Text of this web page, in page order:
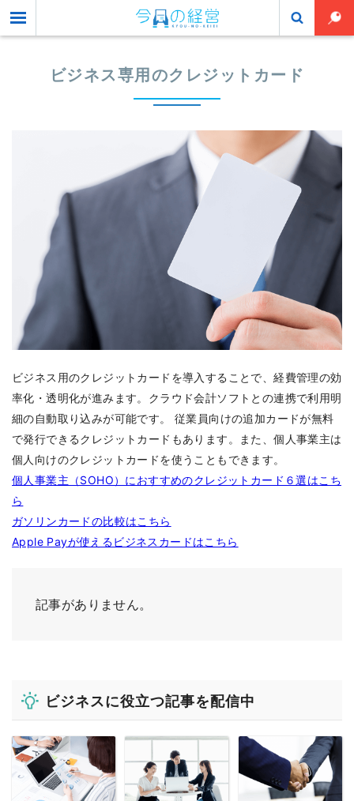
toggle
ビジネス専用のクレジットカード
ビジネス用のクレジットカードを導入することで、経費管理の効
率化・透明化が進みます。クラウド会計ソフトとの連携で利用明
細の自動取り込みが可能です。 従業員向けの追加カードが無料
で発行できるクレジットカードもあります。また、個人事業主は
個人向けのクレジットカードを使うこともできます。
個人事業主（SOHO）におすすめのクレジットカード６選はこち
ら
ガソリンカードの比較はこちら
Apple Payが使えるビジネスカードはこちら
記事がありません。
ビジネスに役立つ記事を配信中